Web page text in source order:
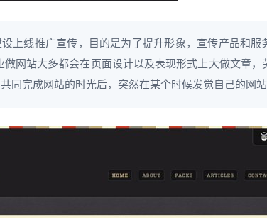
上线推广宣传，目的是为了提升形象，宣传产品和
做网站大多都会在页面设计以及表现形式上大做文章
同完成网站的时光后，突然在某个时候发觉自己的网站